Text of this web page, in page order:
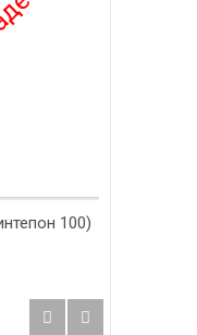
100)